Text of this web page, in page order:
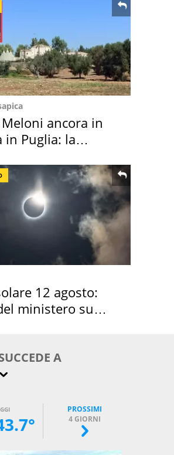
ancora in
in Puglia: la
12 agosto:
ministero su